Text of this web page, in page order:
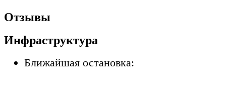
Отзывы
Инфраструктура
Ближайшая остановка: